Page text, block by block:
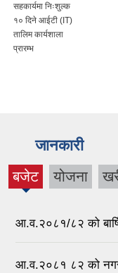
सहकार्यमा निःशुल्क
१० दिने आईटी (IT)
तालिम कार्यशाला
प्रारम्भ
जानकारी
बजेट
(active
योजना
आ.व.२०८१/८२ को
आ.व.२०८१ ८२ को